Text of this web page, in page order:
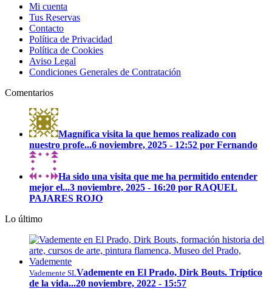
Mi cuenta
Tus Reservas
Contacto
Política de Privacidad
Política de Cookies
Aviso Legal
Condiciones Generales de Contratación
Comentarios
Magnífica visita la que hemos realizado con
nuestro profe...6 noviembre, 2025 - 12:52 por Fernando
Ha sido una visita que me ha permitido entender
mejor el...3 noviembre, 2025 - 16:20 por RAQUEL
PAJARES ROJO
Lo último
Vademente SLVademente en El Prado, Dirk Bouts. Tríptico
de la vida...20 noviembre, 2022 - 15:57